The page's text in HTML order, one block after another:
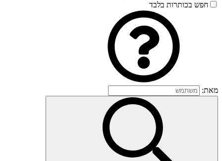
חפש בכותרות בלבד
מאת: